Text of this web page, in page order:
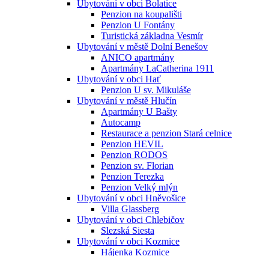
Ubytování v obci Bolatice
Penzion na koupališti
Penzion U Fontány
Turistická základna Vesmír
Ubytování v městě Dolní Benešov
ANICO apartmány
Apartmány LaCatherina 1911
Ubytování v obci Hať
Penzion U sv. Mikuláše
Ubytování v městě Hlučín
Apartmány U Bašty
Autocamp
Restaurace a penzion Stará celnice
Penzion HEVIL
Penzion RODOS
Penzion sv. Florian
Penzion Terezka
Penzion Velký mlýn
Ubytování v obci Hněvošice
Villa Glassberg
Ubytování v obci Chlebičov
Slezská Siesta
Ubytování v obci Kozmice
Hájenka Kozmice